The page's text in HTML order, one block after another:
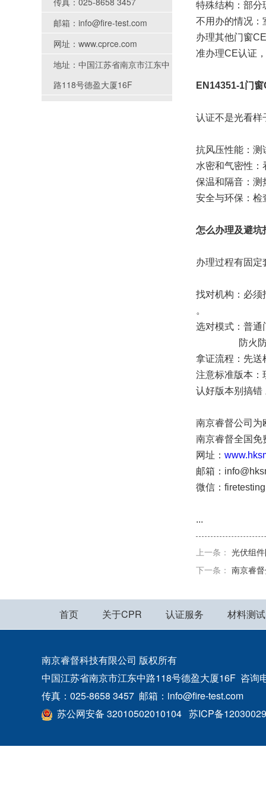
邮箱：info@fire-test.com
网址：www.cprce.com
地址：中国江苏省南京市江东中
路118号德盈大厦16F
特殊结构：部分
不用办的情况：
办理其他门窗
准办理CE认证
EN14351-1门
认证不是光看样
抗风压性能：测
水密和气密性：
保温和隔音：测
安全与环保：检
怎么办理及避坑
办理过程有固定
找对机构：必须
。
选对模式：普通
防火防烟门
拿证流程：先送
注意标准版本：
认好版本别搞错
南京睿督公司为
南京睿督全国
网址：
邮箱：
微信：
...
上一条： 光伏组
下一条： 南京睿
首页 关于CPR 认证服务 材料测试
南京睿督科技有限公司 版权所有
中国江苏省南京市江东中路118号德盈大厦16F 咨
传真：025-8658 3457 邮箱：info@fire-test.com
苏公网安备 32010502010104 苏ICP备